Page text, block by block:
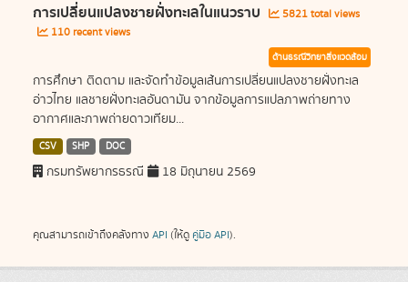
การเปลี่ยนแปลงชายฝั่งทะเลในแนวราบ
5821 total views
110 recent views
ด้านธรณีวิทยาสิ่งแวดล้อม
การศึกษา ติดตาม และจัดทำข้อมูลเส้นการเปลี่ยนแปลงชายฝั่งทะเล
อ่าวไทย แลชายฝั่งทะเลอันดามัน จากข้อมูลการแปลภาพถ่ายทาง
อากาศและภาพถ่ายดาวเทียม...
CSV SHP DOC
กรมทรัพยากรธรณี 18 มิถุนายน 2569
คุณสามารถเข้าถึงคลังทาง API (ให้ดู คู่มือ API).